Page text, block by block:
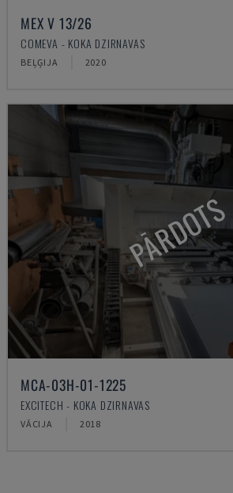
MEX V 13/26
COMEVA - KOKA DZIRNAVAS
BEĻĢIJA 2020
PĀRDOTS
MCA-03H-01-1225
EXCITECH - KOKA DZIRNAVAS
VĀCIJA 2018